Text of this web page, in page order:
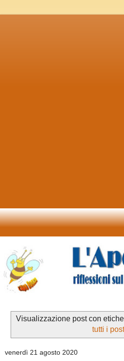
Visualizzazione post con
tutti i post
venerdì 21 agosto 2020